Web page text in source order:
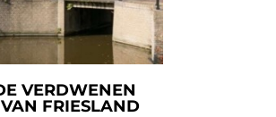
VERDWENEN
FRIESLAND